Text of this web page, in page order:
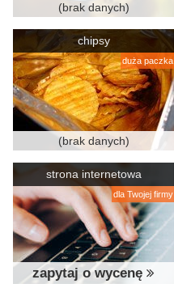
(brak danych)
chipsy
duża paczka
(brak danych)
strona internetowa
dla Twojej firmy
zapytaj o wycenę